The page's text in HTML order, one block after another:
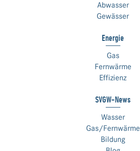
Abwasser
Gewässer
Energie
Gas
Fernwärme
Effizienz
SVGW-News
Wasser
Gas/Fernwärme
Bildung